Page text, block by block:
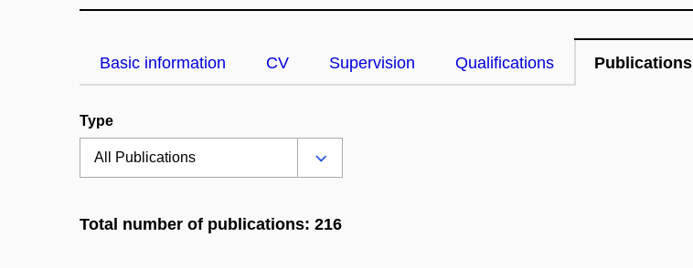
Basic information CV Supervision Qualifications Publications
Type
Total number of publications: 216